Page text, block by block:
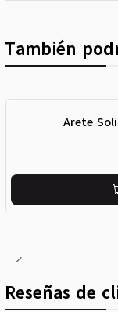
También
Arete
Reseñas de